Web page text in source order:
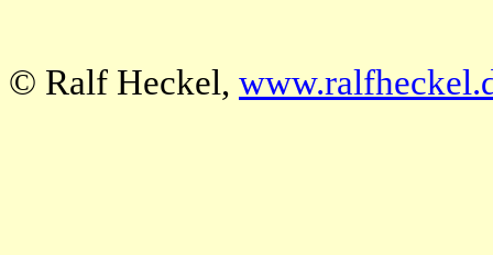
© Ralf Heckel,